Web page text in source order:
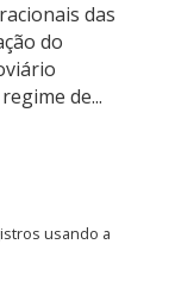
das
do
de...
usando a